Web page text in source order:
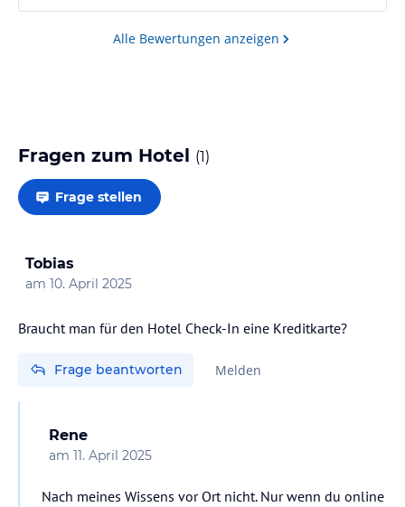
Alle Bewertungen anzeigen
Fragen zum Hotel (1)
Frage stellen
Tobias
am 10. April 2025
Braucht man für den Hotel Check-In eine Kreditkarte?
Frage beantworten Melden
Rene
am 11. April 2025
Nach meines Wissens vor Ort nicht. Nur wenn du online